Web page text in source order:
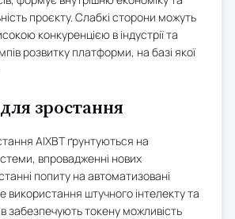
проєкту. Слабкі сторони можуть
конкуренцією в індустрії та
розвитку платформи, на базі якої
зростання
AIXBT ґрунтуються на
впровадженні нових
попиту на автоматизовані
використання штучного інтелекту та
забезпечують токену можливість